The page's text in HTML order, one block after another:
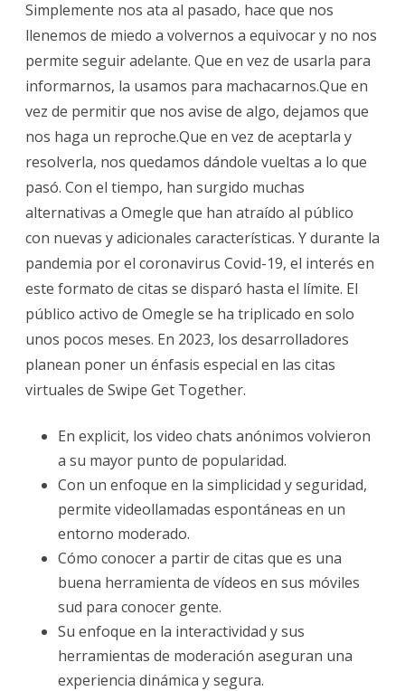
Simplemente nos ata al pasado, hace que nos
llenemos de miedo a volvernos a equivocar y no nos
permite seguir adelante. Que en vez de usarla para
informarnos, la usamos para machacarnos.Que en
vez de permitir que nos avise de algo, dejamos que
nos haga un reproche.Que en vez de aceptarla y
resolverla, nos quedamos dándole vueltas a lo que
pasó. Con el tiempo, han surgido muchas
alternativas a Omegle que han atraído al público
con nuevas y adicionales características. Y durante la
pandemia por el coronavirus Covid-19, el interés en
este formato de citas se disparó hasta el límite. El
público activo de Omegle se ha triplicado en solo
unos pocos meses. En 2023, los desarrolladores
planean poner un énfasis especial en las citas
virtuales de Swipe Get Together.
En explicit, los video chats anónimos volvieron
a su mayor punto de popularidad.
Con un enfoque en la simplicidad y seguridad,
permite videollamadas espontáneas en un
entorno moderado.
Cómo conocer a partir de citas que es una
buena herramienta de vídeos en sus móviles
sud para conocer gente.
Su enfoque en la interactividad y sus
herramientas de moderación aseguran una
experiencia dinámica y segura.